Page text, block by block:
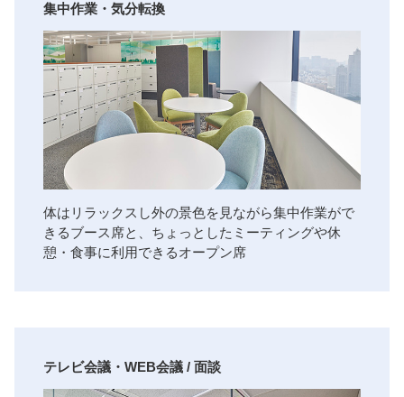
集中作業・気分転換
体はリラックスし外の景色を見ながら集中作業がで
きるブース席と、ちょっとしたミーティングや休
憩・食事に利用できるオープン席
テレビ会議・WEB会議 / 面談